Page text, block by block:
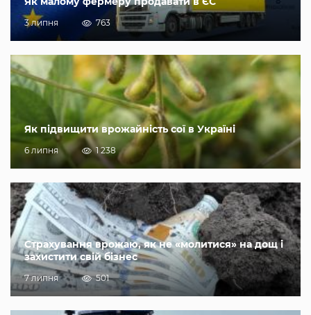
3 липня 763
Як підвищити врожайність сої в Україні
6 липня 1 238
Страхування врожаю, як не «молитися» на дощ і
захистити свій бізнес
7 липня 501